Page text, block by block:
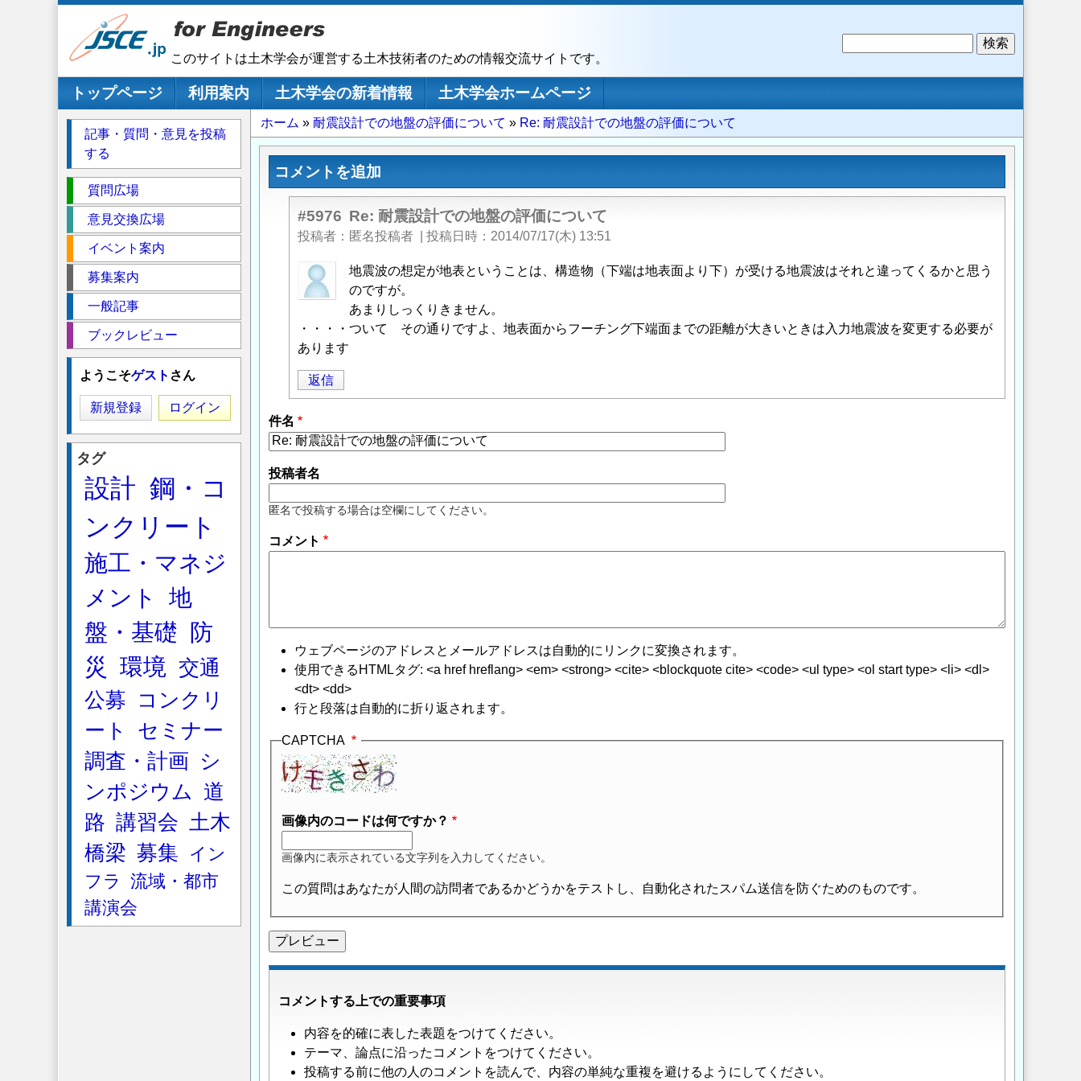
このサイトは土木学会が運営する土木技術者のための情報交流サイトです。
メインナビゲーション
トップページ 利用案内 土木学会の新着情報
土木学会ホームページ
パ
ン
ず
ホーム 耐震設計での地盤の評価について Re: 耐震設計での地盤の評価について
コメントを追加
#5976 Re: 耐震設計での地盤の評価について
投稿者 匿名投稿者 投稿日時 2014/07/17(木) 13:51
匿
名
稿
者
に
よ
「
耐
震
設
計
の
に
つ
い
て」
へ
の
返
信
地震波の想定が地表ということは、構造物（下端は地表面より下）が受ける地震波はそれと違ってくるかと思う
のですが。
あまりしっくりきません。
・・・・ついて その通りですよ、地表面からフーチング下端面までの距離が大きいときは入力地震波を変更する必要が
あります
返信
件名
投稿者名
匿名で投稿する場合は空欄にしてください。
コメント
ウェブページのアドレスとメールアドレスは自動的にリンクに変換されます。
使用できるHTMLタグ: <a href hreflang> <em> <strong> <cite> <blockquote cite> <code> <ul type> <ol start type> <li> <dl>
<dt> <dd>
行と段落は自動的に折り返されます。
CAPTCHA
画像内のコードは何ですか？
画像内に表示されている文字列を入力してください。
この質問はあなたが人間の訪問者であるかどうかをテストし、自動化されたスパム送信を防ぐためのものです。
コメントする上での重要事項
内容を的確に表した表題をつけてください。
テーマ、論点に沿ったコメントをつけてください。
投稿する前に他の人のコメントを読んで、内容の単純な重複を避けるようにしてください。
記事・質問・意見を投稿
する
ク
シ
質問広場
意見交換広場
イベント案内
募集案内
一般記事
ブックレビュー
ようこそゲスト さん
新規登録 ログイン
タグ
設計 鋼・コ
ンクリート
施工・マネジ
メント
地
盤・基礎
防
災
環境 交通
公募
コンクリ
ート
セミナー
調査・計画
シ
ンポジウム 道
路 講習会 土木
橋梁 募集
イン
フラ
流域・都市
講演会